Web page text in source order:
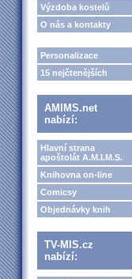
Výzdoba kostelů
O nás a kontakty
Personalizace
15 nejčtenějších
AMIMS.net
nabízí:
Hlavní strana
apoštolát A.M.I.M.S.
Knihovna on-line
Comicsy
Objednávky knih
TV-MIS.cz
nabízí: